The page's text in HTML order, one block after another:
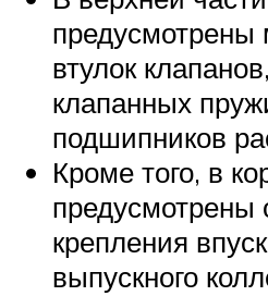
предусмотрены
втулок
клапанных
подшипников
Кроме того, в
предусмотрены
крепления
выпускного